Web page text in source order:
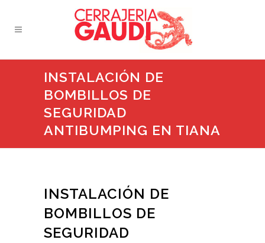
INSTALACIÓN DE
BOMBILLOS DE
SEGURIDAD
ANTIBUMPING EN TIANA
INSTALACIÓN DE
BOMBILLOS DE
SEGURIDAD